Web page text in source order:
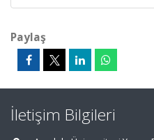
Paylaş
İletişim Bilgileri